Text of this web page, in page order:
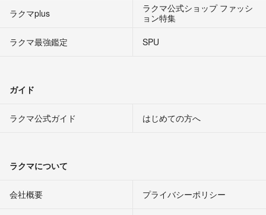
ラクマplus
ラクマ公式ショップ ファッシ
ョン特集
ラクマ最強鑑定
SPU
ガイド
ラクマ公式ガイド はじめての方へ
ラクマについて
会社概要 プライバシーポリシー